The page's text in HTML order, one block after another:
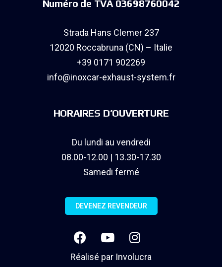
Numéro de TVA 03698760042
Strada Hans Clemer 237
12020 Roccabruna (CN) – Italie
+39 0171 902269
info@inoxcar-exhaust-system.fr
HORAIRES D’OUVERTURE
Du lundi au vendredi
08.00-12.00 | 13.30-17.30
Samedi fermé
DEVENEZ REVENDEUR
Réalisé par Involucra